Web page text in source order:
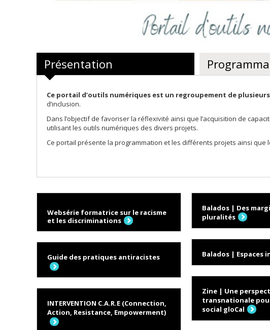
Présentation
Ce portail d’outils numériques est un regroupement de
d’inclusion.
Dans l’objectif de favoriser la réflexivité ainsi que l’acquisition de
utilisant les outils numériques des divers projets.
Ce portail présente la programmation et les différents projets ainsi que
Websérie formatrice sur le racisme
et les discriminations
Guide des pratiques antiracistes
INTERVENTION C.A.R.E (Connection,
Action, Resistance, Empowerment)
Balados | Des
pluralités
Balados | Espaces
Zine | Une
transnationale
social gloCal